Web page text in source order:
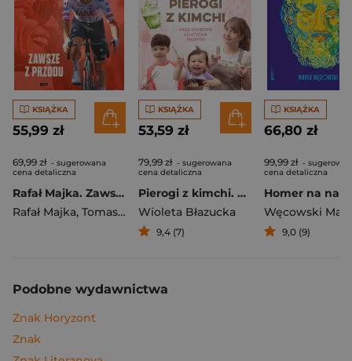
KSIĄŻKA
55,99 zł
69,99 zł - sugerowana
cena detaliczna
Rafał Majka. Zawsze z przodu. Rozmawia Tomasz Kalemba - książka z autografem
Rafał Majka, Tomasz Kalemba
KSIĄŻKA
53,59 zł
79,99 zł - sugerowana
cena detaliczna
Pierogi z kimchi. Moje ulubione azjatyckie przepisy
Wioleta Błazucka
9,4 (7)
KSIĄŻKA
66,80 zł
99,99 zł -
cena detaliczna
Węcowski
9,0 (9)
Podobne wydawnictwa
Znak Horyzont
Znak